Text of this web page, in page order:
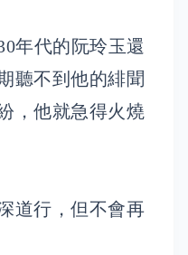
年代的阮玲玉還
聽不到他的緋聞
，他就急得火燒
道行，但不會再